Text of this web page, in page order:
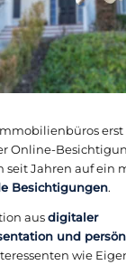
Online-
seit Jahren auf ein
Besichtigungen.
ausdigitaler
und
wie